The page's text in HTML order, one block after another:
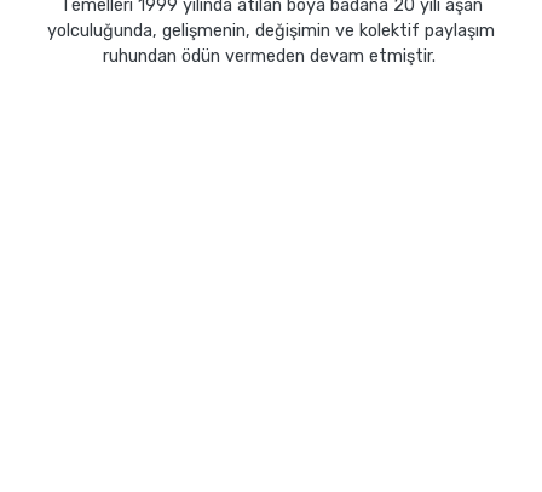
Temelleri 1999 yılında atılan boya badana 20 yılı aşan
yolculuğunda, gelişmenin, değişimin ve kolektif paylaşım
ruhundan ödün vermeden devam etmiştir.